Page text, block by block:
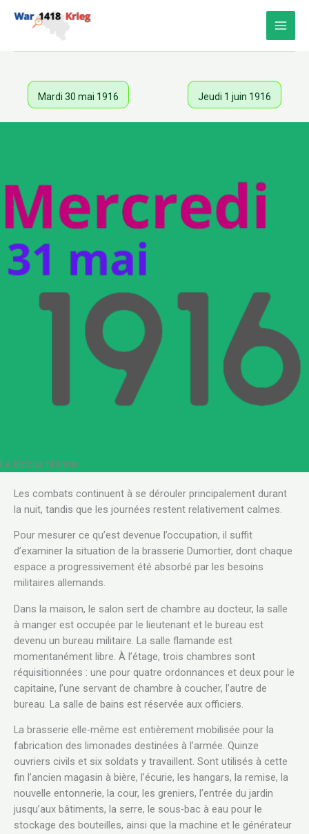
Mardi 30 mai 1916 Jeudi 1 juin 1916
Le blocus résiste
Les combats continuent à se dérouler principalement durant
la nuit, tandis que les journées restent relativement calmes.
Pour mesurer ce qu’est devenue l’occupation, il suffit
d’examiner la situation de la brasserie Dumortier, dont chaque
espace a progressivement été absorbé par les besoins
militaires allemands.
Dans la maison, le salon sert de chambre au docteur, la salle
à manger est occupée par le lieutenant et le bureau est
devenu un bureau militaire. La salle flamande est
momentanément libre. À l’étage, trois chambres sont
réquisitionnées : une pour quatre ordonnances et deux pour le
capitaine, l’une servant de chambre à coucher, l’autre de
bureau. La salle de bains est réservée aux officiers.
La brasserie elle-même est entièrement mobilisée pour la
fabrication des limonades destinées à l’armée. Quinze
ouvriers civils et six soldats y travaillent. Sont utilisés à cette
fin l’ancien magasin à bière, l’écurie, les hangars, la remise, la
nouvelle entonnerie, la cour, les greniers, l’entrée du jardin
jusqu’aux bâtiments, la serre, le sous-bac à eau pour le
stockage des bouteilles, ainsi que la machine et le générateur